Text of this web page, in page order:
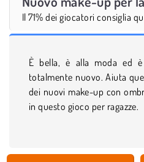
Il 71% dei giocatori consiglia
È bella, è alla moda ed
totalmente nuovo. Aiuta
dei nuovi make-up con
in questo gioco per ragazze.